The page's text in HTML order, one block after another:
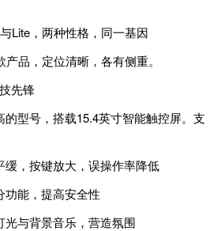
，两种性格，同一基因
品，定位清晰，各有侧重。
先锋
型号，搭载15.4英寸智能触控屏。支
，按键放大，误操作率降低
能，提高安全性
与背景音乐，营造氛围